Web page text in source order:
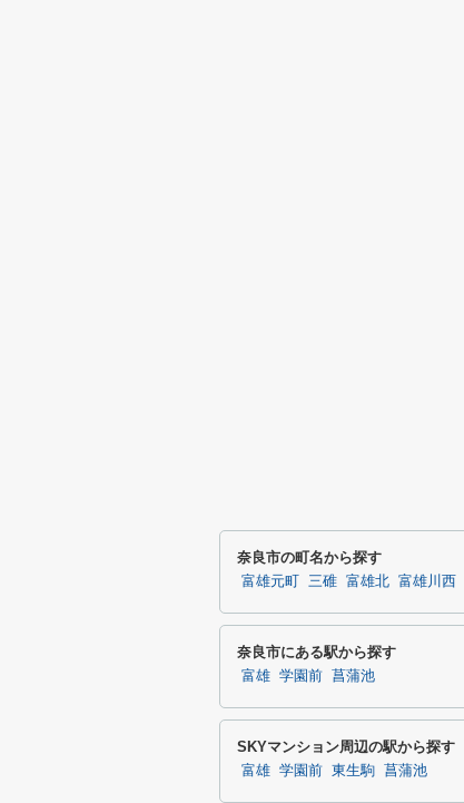
奈良市の町名から探す
富雄元町 三碓 富雄北 富雄川西
奈良市にある駅から探す
富雄 学園前 菖蒲池
SKYマンション周辺の駅から探す
富雄 学園前 東生駒 菖蒲池